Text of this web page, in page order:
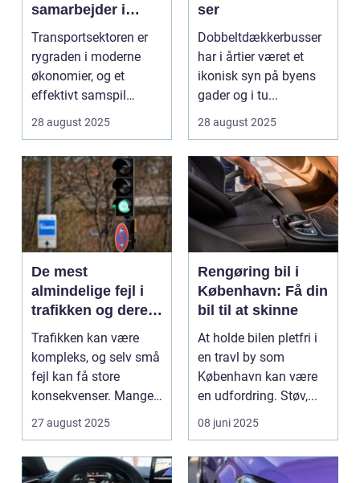
samarbejder i
transportsektoren
Transportsektoren er
rygraden i moderne
økonomier, og et
effektivt samspil
mellem tog og last...
28 august 2025
ser
Dobbeltdækkerbusser
har i årtier været et
ikonisk syn på byens
gader og i tu...
28 august 2025
De mest
almindelige fejl i
trafikken og deres
konsekvenser
Trafikken kan være
kompleks, og selv små
fejl kan få store
konsekvenser. Mange
uly...
27 august 2025
Rengøring bil i
København: Få din
bil til at skinne
At holde bilen pletfri i
en travl by som
København kan være
en udfordring. Støv,...
08 juni 2025